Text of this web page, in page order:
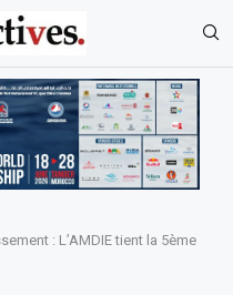
: L’AMDIE tient la 5ème